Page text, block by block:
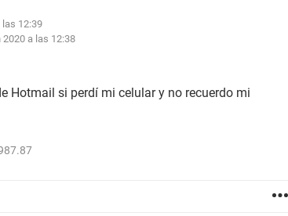
12:39
2020 a las 12:38
Hotmail si perdí mi celular y no recuerdo mi